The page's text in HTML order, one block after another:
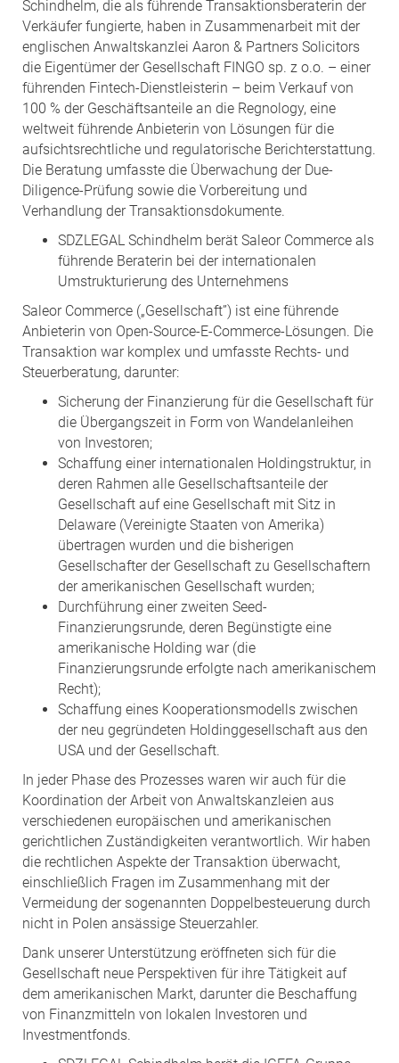
Schindhelm, die als führende Transaktionsberaterin der
Verkäufer fungierte, haben in Zusammenarbeit mit der
englischen Anwaltskanzlei Aaron & Partners Solicitors
die Eigentümer der Gesellschaft FINGO sp. z o.o. – einer
führenden Fintech-Dienstleisterin – beim Verkauf von
100 % der Geschäftsanteile an die Regnology, eine
weltweit führende Anbieterin von Lösungen für die
aufsichtsrechtliche und regulatorische Berichterstattung.
Die Beratung umfasste die Überwachung der Due-
Diligence-Prüfung sowie die Vorbereitung und
Verhandlung der Transaktionsdokumente.
SDZLEGAL Schindhelm berät Saleor Commerce als
führende Beraterin bei der internationalen
Umstrukturierung des Unternehmens
Saleor Commerce („Gesellschaft”) ist eine führende
Anbieterin von Open-Source-E-Commerce-Lösungen. Die
Transaktion war komplex und umfasste Rechts- und
Steuerberatung, darunter:
Sicherung der Finanzierung für die Gesellschaft für
die Übergangszeit in Form von Wandelanleihen
von Investoren;
Schaffung einer internationalen Holdingstruktur, in
deren Rahmen alle Gesellschaftsanteile der
Gesellschaft auf eine Gesellschaft mit Sitz in
Delaware (Vereinigte Staaten von Amerika)
übertragen wurden und die bisherigen
Gesellschafter der Gesellschaft zu Gesellschaftern
der amerikanischen Gesellschaft wurden;
Durchführung einer zweiten Seed-
Finanzierungsrunde, deren Begünstigte eine
amerikanische Holding war (die
Finanzierungsrunde erfolgte nach amerikanischem
Recht);
Schaffung eines Kooperationsmodells zwischen
der neu gegründeten Holdinggesellschaft aus den
USA und der Gesellschaft.
In jeder Phase des Prozesses waren wir auch für die
Koordination der Arbeit von Anwaltskanzleien aus
verschiedenen europäischen und amerikanischen
gerichtlichen Zuständigkeiten verantwortlich. Wir haben
die rechtlichen Aspekte der Transaktion überwacht,
einschließlich Fragen im Zusammenhang mit der
Vermeidung der sogenannten Doppelbesteuerung durch
nicht in Polen ansässige Steuerzahler.
Dank unserer Unterstützung eröffneten sich für die
Gesellschaft neue Perspektiven für ihre Tätigkeit auf
dem amerikanischen Markt, darunter die Beschaffung
von Finanzmitteln von lokalen Investoren und
Investmentfonds.